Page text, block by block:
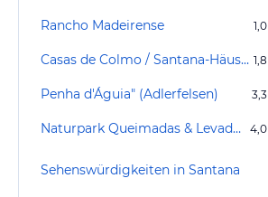
Rancho Madeirense 1,0
Casas de Colmo / Santana-Häuschen 1,8
Penha d'Águia" (Adlerfelsen) 3,3
Naturpark Queimadas & Levada do Caldeirão Verde 4,0
Sehenswürdigkeiten in Santana